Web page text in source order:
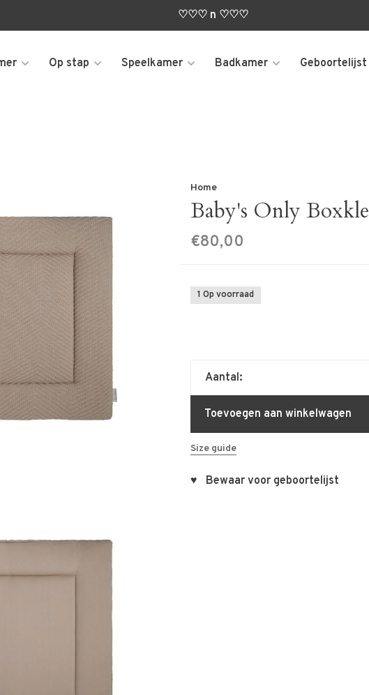
♡♡♡ n ♡♡♡
Op stap Speelkamer Badkamer Geboortelijst
Home
Baby's Only
€80,00
1 Op voorraad
Aantal:
Toevoegen aan winkelwagen
Size guide
♥ Bewaar voor geboortelijst